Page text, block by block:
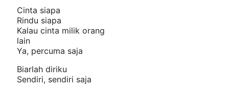
Cinta siapa
Rindu siapa
Kalau cinta milik orang
lain
Ya, percuma saja
Biarlah diriku
Sendiri, sendiri saja